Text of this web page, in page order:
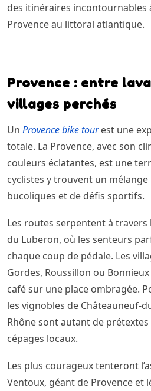
des itinéraires incontournables
Provence au littoral atlantique.
Provence : entre
villages perchés
Un Provence bike tourest une
totale. La Provence, avec son
couleurs éclatantes, est une
cyclistes y trouvent un
bucoliques et de défis sportifs.
Les routes serpentent à travers
du Luberon, où les senteurs
chaque coup de pédale. Les
Gordes, Roussillon ou
café sur une place ombragée.
les vignobles de Châteauneuf-
Rhône sont autant de
cépages locaux.
Les plus courageux tenteront
Ventoux, géant de Provence et